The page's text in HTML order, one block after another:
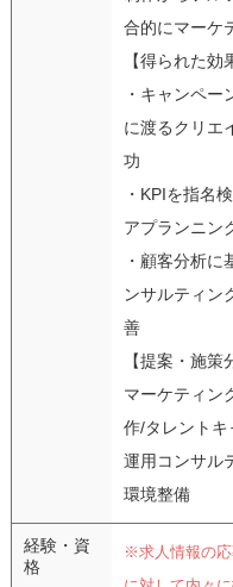
合的にマーケ
【得られた効
・キャンペ
に渡るクリエ
功
・KPIを指名
アプランニン
・顧客分析
ンサルティン
善
【提案・施策
マーケティン
作/タレント
運用コンサル
環境整備
経験・資
格
※求人情報の応